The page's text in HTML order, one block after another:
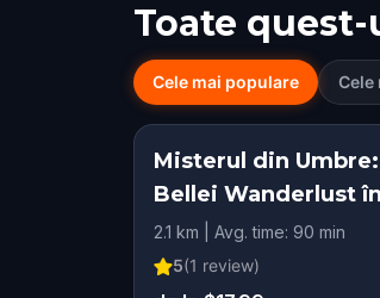
Toate
Cele mai populare Cele
Misterul din
Bellei Wanderlust
2.1 km | Avg. time: 90 min
5(1 review)